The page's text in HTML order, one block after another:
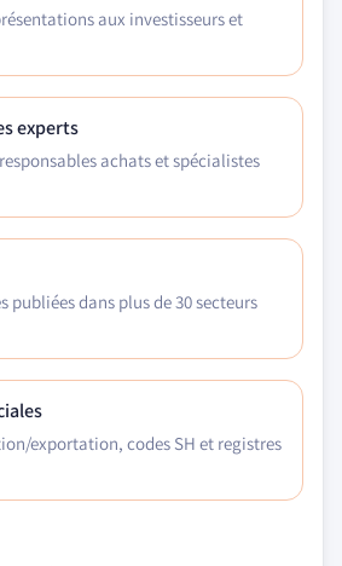
aux investisseurs et
experts
achats et spécialistes
publiées dans plus de 30 secteurs
exportation, codes SH et registres